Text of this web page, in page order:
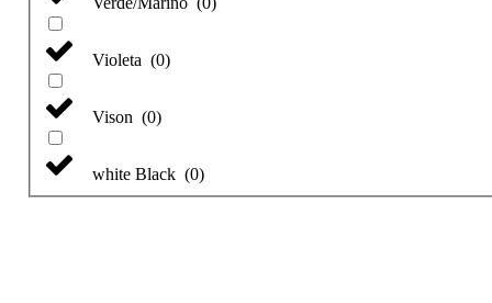
Violeta (0)
Vison (0)
white Black (0)